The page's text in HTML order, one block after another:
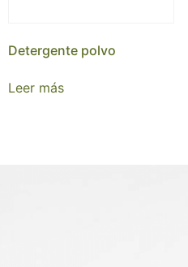
Detergente polvo
Leer más